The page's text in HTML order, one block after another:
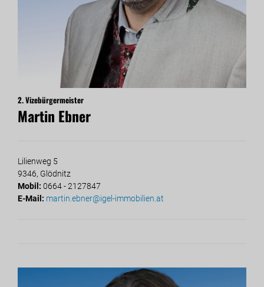
2. Vizebürgermeister
Martin Ebner
Lilienweg 5
9346, Glödnitz
Mobil: 0664 - 2127847
E-Mail: martin.ebner@igel-immobilien.at